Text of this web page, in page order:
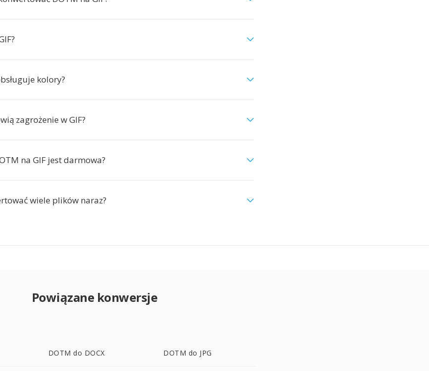
kolory?
zagrożenie w GIF?
na GIF jest darmowa?
wiele plików naraz?
Powiązane konwersje
DOTM do DOCX DOTM do JPG